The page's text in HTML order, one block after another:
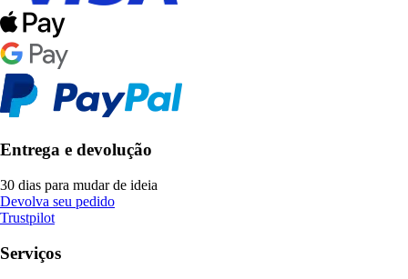
Entrega e devolução
30 dias para mudar de ideia
Devolva seu pedido
Trustpilot
Serviços